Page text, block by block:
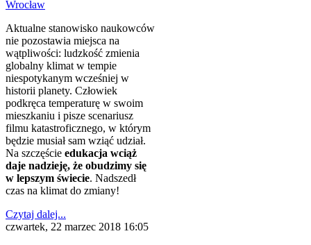
Aktualne stanowisko naukowców
nie pozostawia miejsca na
wątpliwości: ludzkość zmienia
globalny klimat w tempie
niespotykanym wcześniej w
historii planety. Człowiek
podkręca temperaturę w swoim
mieszkaniu i pisze scenariusz
filmu katastroficznego, w którym
będzie musiał sam wziąć udział.
Na szczęście edukacja wciąż
daje nadzieję, że obudzimy się
w lepszym świecie. Nadszedł
czas na klimat do zmiany!
Czytaj dalej...
czwartek, 22 marzec 2018 16:05